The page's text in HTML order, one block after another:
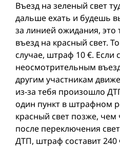
Въезд на зеленый свет
дальше ехать и будешь
за линией ожидания, это
въезд на красный свет.
случае, штраф 10 €. Если
неосмотрительным
другим участникам
из-за тебя произошло
один пункт в штрафном
красный свет позже, чем
после переключения
ДТП, штраф составит